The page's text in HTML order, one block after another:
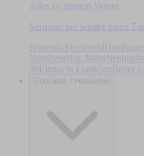
Alles zu deinem Verein
Verpasse nie wieder einen
Borussia Dortmund
Nürnberg Bor.
96Eintracht Frankfurt Bayer
Podcasts / Hörbücher